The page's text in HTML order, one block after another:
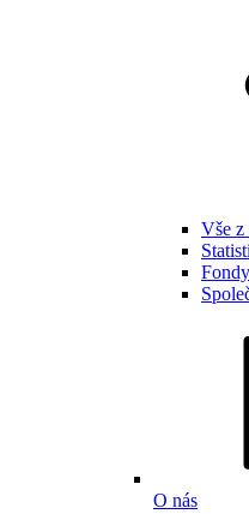
Vše z
O nás